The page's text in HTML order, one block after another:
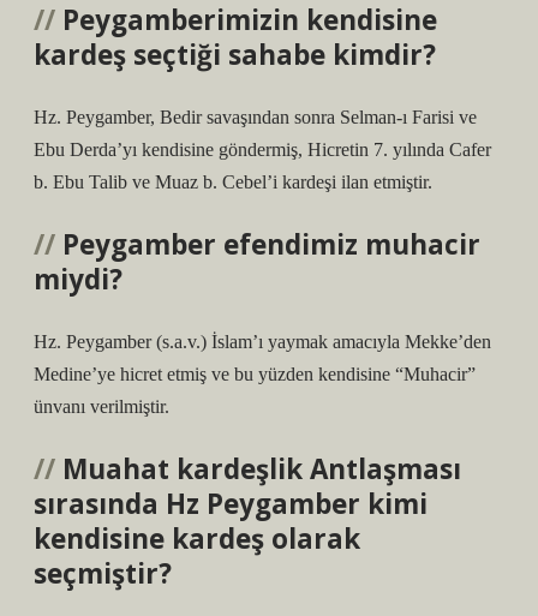
Peygamberimizin kendisine
kardeş seçtiği sahabe kimdir?
Hz. Peygamber, Bedir savaşından sonra Selman-ı Farisi ve
Ebu Derda’yı kendisine göndermiş, Hicretin 7. yılında Cafer
b. Ebu Talib ve Muaz b. Cebel’i kardeşi ilan etmiştir.
Peygamber efendimiz muhacir
miydi?
Hz. Peygamber (s.a.v.) İslam’ı yaymak amacıyla Mekke’den
Medine’ye hicret etmiş ve bu yüzden kendisine “Muhacir”
ünvanı verilmiştir.
Muahat kardeşlik Antlaşması
sırasında Hz Peygamber kimi
kendisine kardeş olarak
seçmiştir?